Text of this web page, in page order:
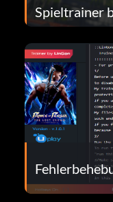
Spieltrainer